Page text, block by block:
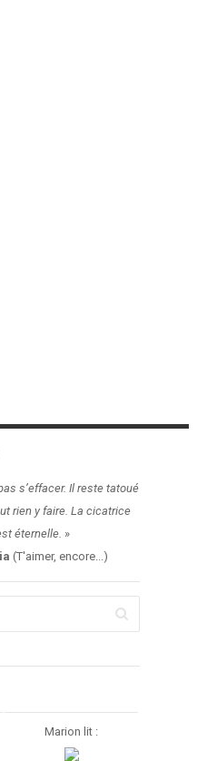
s’effacer. Il reste tatoué
rien y faire. La cicatrice
éternelle. »
(T'aimer, encore...)
Marion lit :